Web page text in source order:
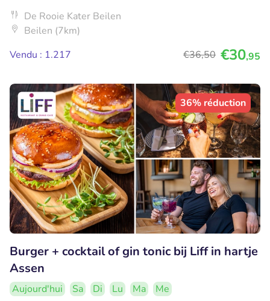
De Rooie Kater Beilen
Beilen (7km)
Vendu : 1.217
€36,50 €30,95
36% réduction
Burger + cocktail of gin tonic bij Liff in hartje
Assen
Aujourd'hui Sa Di Lu Ma
Me